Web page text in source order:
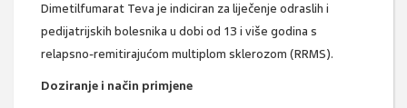
Dimetilfumarat Teva je indiciran za liječenje odraslih i
pedijatrijskih bolesnika u dobi od 13 i više godina s
relapsno-remitirajućom multiplom sklerozom (RRMS).
Doziranje i način primjene